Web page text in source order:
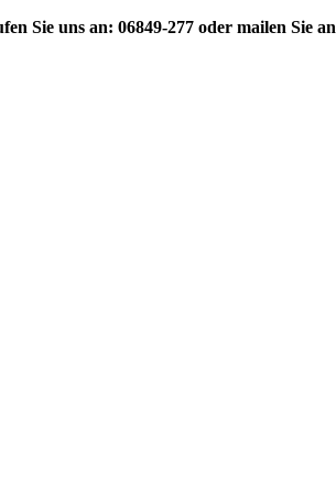
Sie uns an: 06849-277 oder mailen Sie an